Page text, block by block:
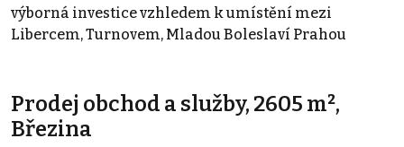
výborná investice vzhledem k umístění mezi
Libercem, Turnovem, Mladou Boleslaví Prahou
Prodej obchod a služby, 2605 m²,
Březina